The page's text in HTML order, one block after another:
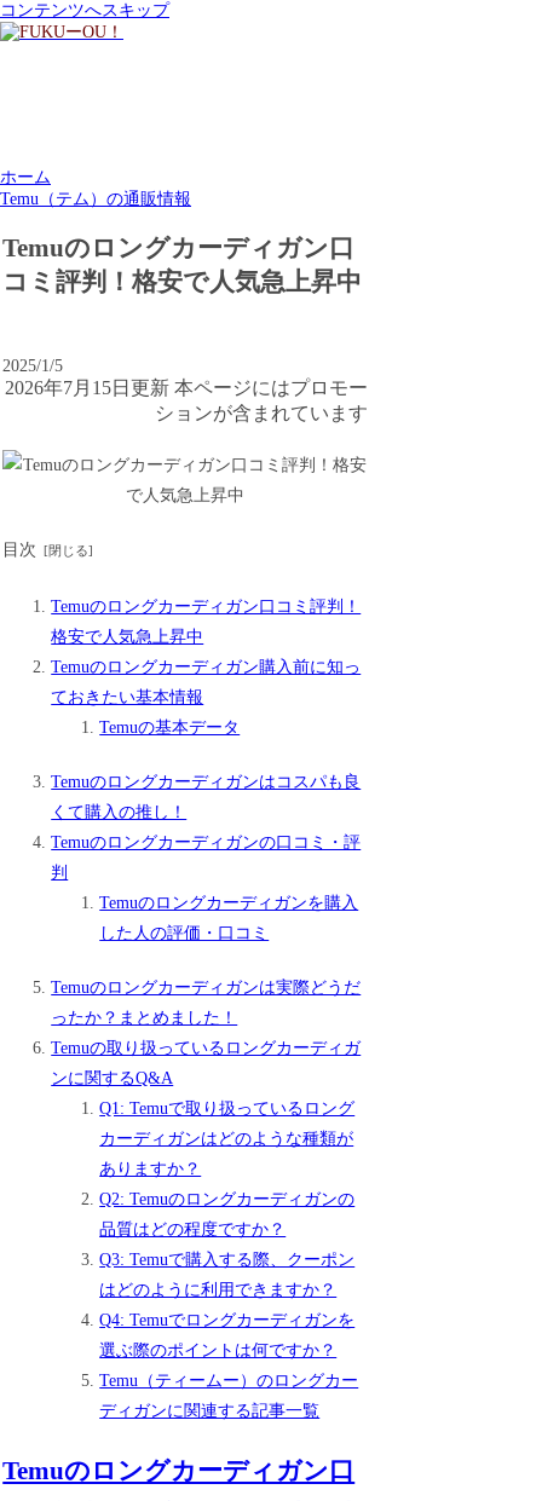
コンテンツへスキップ
ホーム
Temu（テム）の通販情報
Temuのロングカーディガン口
コミ評判！格安で人気急上昇中
2025/1/5
2026年7月15日更新 本ページにはプロモー
ションが含まれています
目次
Temuのロングカーディガン口コミ評判！
格安で人気急上昇中
Temuのロングカーディガン購入前に知っ
ておきたい基本情報
Temuの基本データ
Temuのロングカーディガンはコスパも良
くて購入の推し！
Temuのロングカーディガンの口コミ・評
判
Temuのロングカーディガンを購入
した人の評価・口コミ
Temuのロングカーディガンは実際どうだ
ったか？まとめました！
Temuの取り扱っているロングカーディガ
ンに関するQ&A
Q1: Temuで取り扱っているロング
カーディガンはどのような種類が
ありますか？
Q2: Temuのロングカーディガンの
品質はどの程度ですか？
Q3: Temuで購入する際、クーポン
はどのように利用できますか？
Q4: Temuでロングカーディガンを
選ぶ際のポイントは何ですか？
Temu（ティームー）のロングカー
ディガンに関連する記事一覧
Temuのロングカーディガン口